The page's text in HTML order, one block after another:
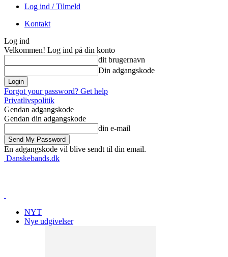
Log ind / Tilmeld
Kontakt
Log ind
Velkommen! Log ind på din konto
dit brugernavn
Din adgangskode
Forgot your password? Get help
Privatlivspolitik
Gendan adgangskode
Gendan din adgangskode
din e-mail
En adgangskode vil blive sendt til din email.
Danskebands.dk
NYT
Nye udgivelser